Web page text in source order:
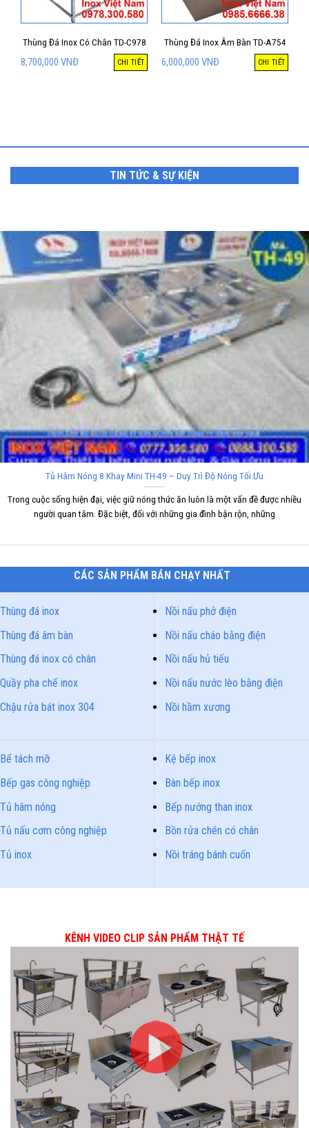
Thùng Đá Inox Có Chân TD-C978
8,700,000 VNĐ CHI TIẾT
Thùng Đá Inox Âm Bàn TD-A754
6,000,000 VNĐ CHI TIẾT
TIN TỨC & SỰ KIỆN
Tủ Hâm Nóng 8 Khay Mini TH-49 – Duy Trì Độ Nóng Tối Ưu
Trong cuộc sống hiện đại, việc giữ nóng thức ăn luôn là một vấn đề được nhiều
người quan tâm. Đặc biệt, đối với những gia đình bận rộn, những
CÁC SẢN PHẨM BÁN CHẠY NHẤT
Thùng đá inox
Thùng đá âm bàn
Thùng đá inox có chân
Quầy pha chế inox
Chậu rửa bát inox 304
Nồi nấu phở điện
Nồi nấu cháo bằng điện
Nồi nấu hủ tiếu
Nồi nấu nước lèo bằng điện
Nồi hầm xương
Bể tách mỡ
Bếp gas công nghiệp
Tủ hâm nóng
Tủ nấu cơm công nghiệp
Tủ inox
Kệ bếp inox
Bàn bếp inox
Bếp nướng than inox
Bồn rửa chén có chân
Nồi tráng bánh cuốn
KÊNH VIDEO CLIP SẢN PHẨM THẬT TẾ